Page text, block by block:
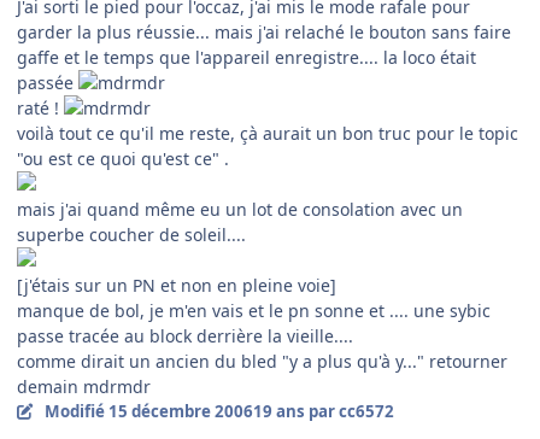
J'ai sorti le pied pour l'occaz, j'ai mis le mode rafale pour
garder la plus réussie... mais j'ai relaché le bouton sans faire
gaffe et le temps que l'appareil enregistre.... la loco était
passée
raté !
voilà tout ce qu'il me reste, çà aurait un bon truc pour le topic
"ou est ce quoi qu'est ce" .
mais j'ai quand même eu un lot de consolation avec un
superbe coucher de soleil....
[j'étais sur un PN et non en pleine voie]
manque de bol, je m'en vais et le pn sonne et .... une sybic
passe tracée au block derrière la vieille....
comme dirait un ancien du bled "y a plus qu'à y..." retourner
demain mdrmdr
Modifié 15 décembre 200619 ans par cc6572